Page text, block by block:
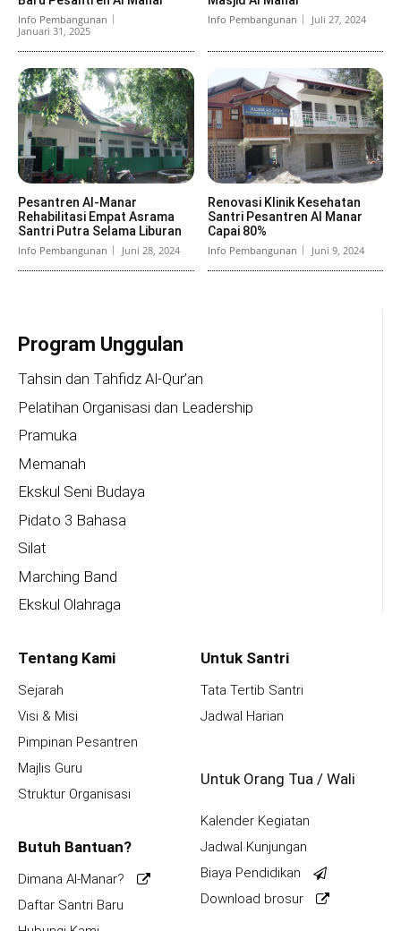
Info Pembangunan
Januari 31, 2025
Info Pembangunan Juli 27, 2024
Pesantren Al-Manar
Rehabilitasi Empat Asrama
Santri Putra Selama Liburan
Info Pembangunan Juni 28, 2024
Renovasi Klinik Kesehatan
Santri Pesantren Al Manar
Capai 80%
Info Pembangunan Juni 9, 2024
Program Unggulan
Tahsin dan Tahfidz Al-Qur’an
Pelatihan Organisasi dan Leadership
Pramuka
Memanah
Ekskul Seni Budaya
Pidato 3 Bahasa
Silat
Marching Band
Ekskul Olahraga
Tentang Kami
Sejarah
Visi & Misi
Pimpinan Pesantren
Majlis Guru
Struktur Organisasi
Butuh Bantuan?
Dimana Al-Manar?
Daftar Santri Baru
Untuk Santri
Tata Tertib Santri
Jadwal Harian
Untuk Orang Tua / Wali
Kalender Kegiatan
Jadwal Kunjungan
Biaya Pendidikan
Download brosur